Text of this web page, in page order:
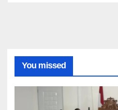
You missed